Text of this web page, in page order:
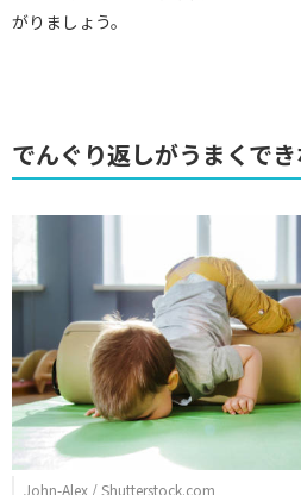
がりましょう。
でんぐり返しがうまくで
John-Alex / Shutterstock.com